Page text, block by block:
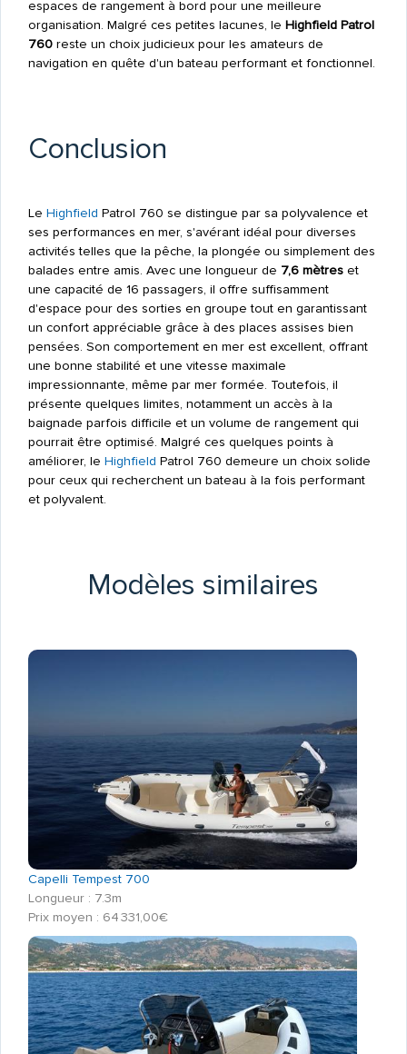
espaces de rangement à bord pour une meilleure
organisation. Malgré ces petites lacunes, le Highfield Patrol
760reste un choix judicieux pour les amateurs de
navigation en quête d'un bateau performant et fonctionnel.
Conclusion
Le Highfield Patrol 760 se distingue par sa polyvalence et
ses performances en mer, s'avérant idéal pour diverses
activités telles que la pêche, la plongée ou simplement des
balades entre amis. Avec une longueur de 7,6 mètreset
une capacité de 16 passagers, il offre suffisamment
d'espace pour des sorties en groupe tout en garantissant
un confort appréciable grâce à des places assises bien
pensées. Son comportement en mer est excellent, offrant
une bonne stabilité et une vitesse maximale
impressionnante, même par mer formée. Toutefois, il
présente quelques limites, notamment un accès à la
baignade parfois difficile et un volume de rangement qui
pourrait être optimisé. Malgré ces quelques points à
améliorer, le Highfield Patrol 760 demeure un choix solide
pour ceux qui recherchent un bateau à la fois performant
et polyvalent.
Modèles similaires
Capelli Tempest 700
Longueur : 7.3m
Prix moyen : 64 331,00€